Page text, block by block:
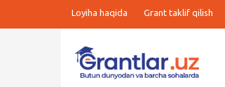
Loyiha haqida Grant taklif qilish